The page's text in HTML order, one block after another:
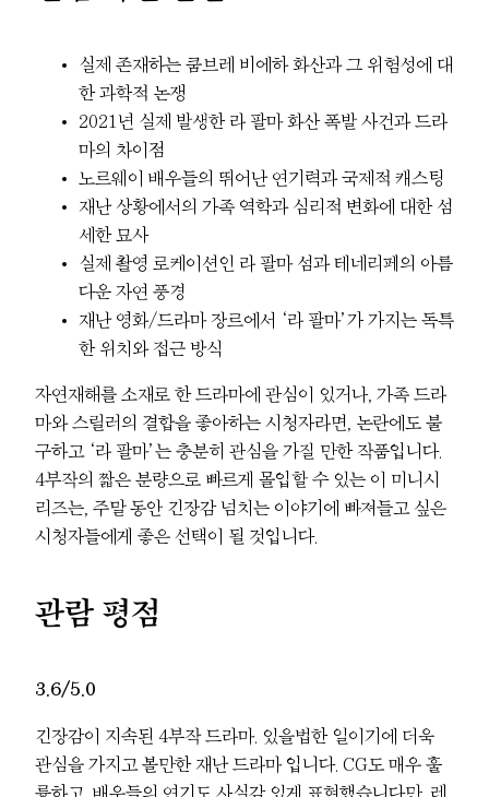
실제 존재하는 쿰브레 비에하 화산과 그 위험성에 대
한 과학적 논쟁
2021년 실제 발생한 라 팔마 화산 폭발 사건과 드라
마의 차이점
노르웨이 배우들의 뛰어난 연기력과 국제적 캐스팅
재난 상황에서의 가족 역학과 심리적 변화에 대한 섬
세한 묘사
실제 촬영 로케이션인 라 팔마 섬과 테네리페의 아름
다운 자연 풍경
재난 영화/드라마 장르에서 ‘라 팔마’가 가지는 독특
한 위치와 접근 방식
자연재해를 소재로 한 드라마에 관심이 있거나, 가족 드라
마와 스릴러의 결합을 좋아하는 시청자라면, 논란에도 불
구하고 ‘라 팔마’는 충분히 관심을 가질 만한 작품입니다.
4부작의 짧은 분량으로 빠르게 몰입할 수 있는 이 미니시
리즈는, 주말 동안 긴장감 넘치는 이야기에 빠져들고 싶은
시청자들에게 좋은 선택이 될 것입니다.
관람 평점
3.6/5.0
긴장감이 지속된 4부작 드라마. 있을법한 일이기에 더욱
관심을 가지고 볼만한 재난 드라마 입니다. CG도 매우 훌
륭하고, 배우들의 연기도 사실감 있게 표현했습니다만, 레